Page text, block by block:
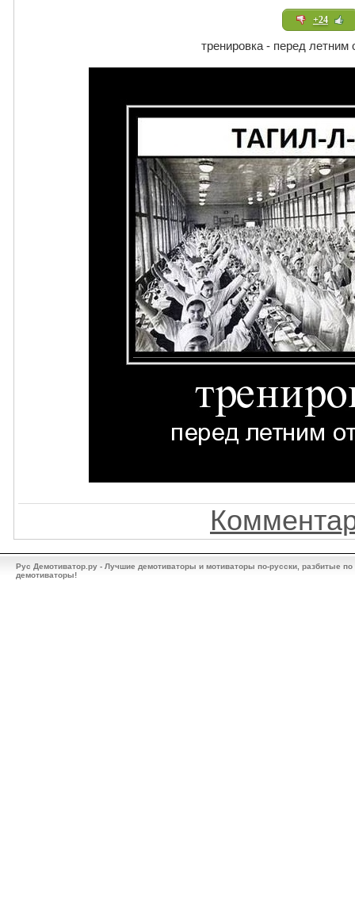
+24
тренировка - перед летним
Рус Демотиватор.ру - Лучшие демотиваторы и мотиваторы по-русски, разбитые
демотиваторы!